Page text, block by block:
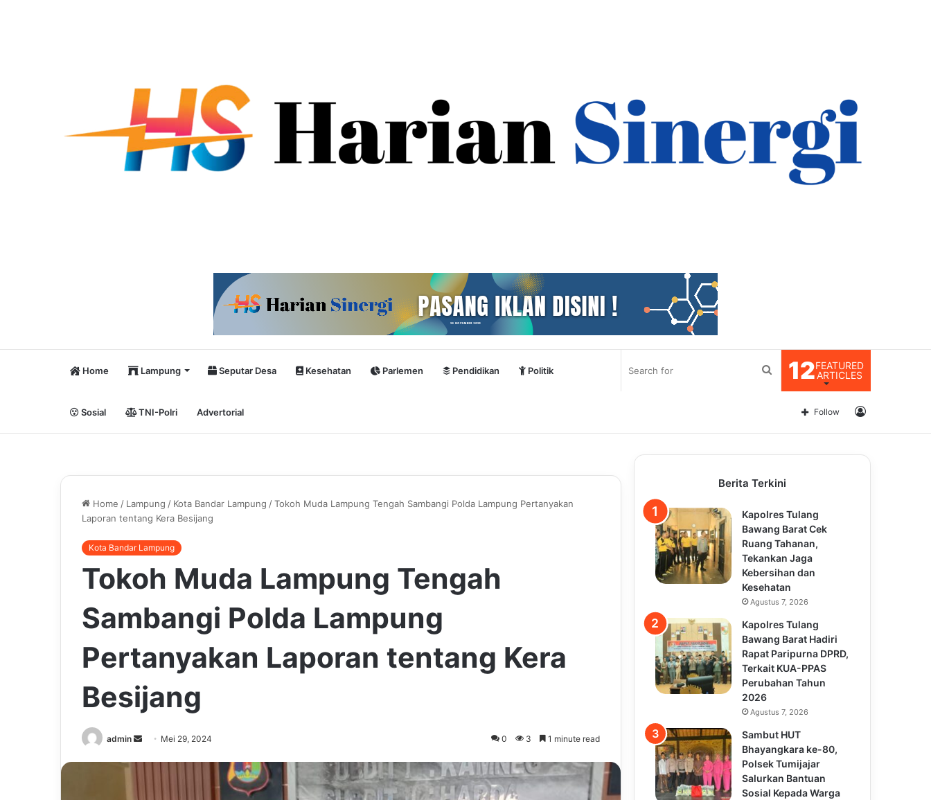
Home Lampung Seputar Desa Kesehatan Parlemen Pendidikan Politik
Sosial TNI-Polri Advertorial
12FEATURED
ARTICLES
Search
Log
Follow
Home / Lampung / Kota Bandar Lampung /Tokoh Muda Lampung Tengah Sambangi Polda Lampung Pertanyakan
Laporan tentang Kera Besijang
Kota Bandar Lampung
Tokoh Muda Lampung Tengah
Sambangi Polda Lampung
Pertanyakan Laporan tentang Kera
Besijang
admin
Send
email
Mei 29, 2024 0 3 1 minute read
Berita Terkini
Kapolres Tulang
Bawang Barat Cek
Ruang Tahanan,
Tekankan Jaga
Kebersihan dan
Kesehatan
Agustus 7, 2026
Kapolres Tulang
Bawang Barat Hadiri
Rapat Paripurna DPRD,
Terkait KUA-PPAS
Perubahan Tahun
2026
Agustus 7, 2026
Sambut HUT
Bhayangkara ke-80,
Polsek Tumijajar
Salurkan Bantuan
Sosial Kepada Warga